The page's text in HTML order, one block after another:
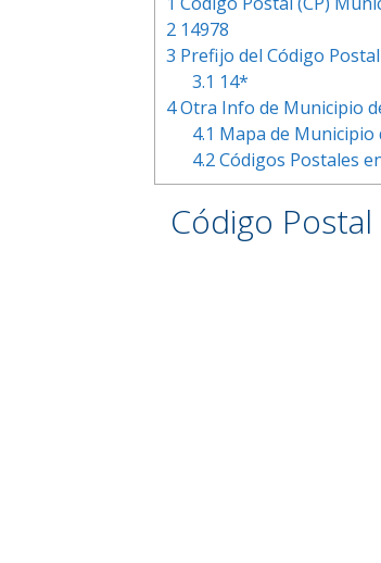
2 14978
3 Prefijo del Código
3.1 14*
4Otra Info de Municipio
4.1 Mapa de Municipio
4.2Códigos Postales
Código